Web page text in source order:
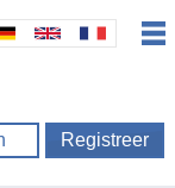
Registreer